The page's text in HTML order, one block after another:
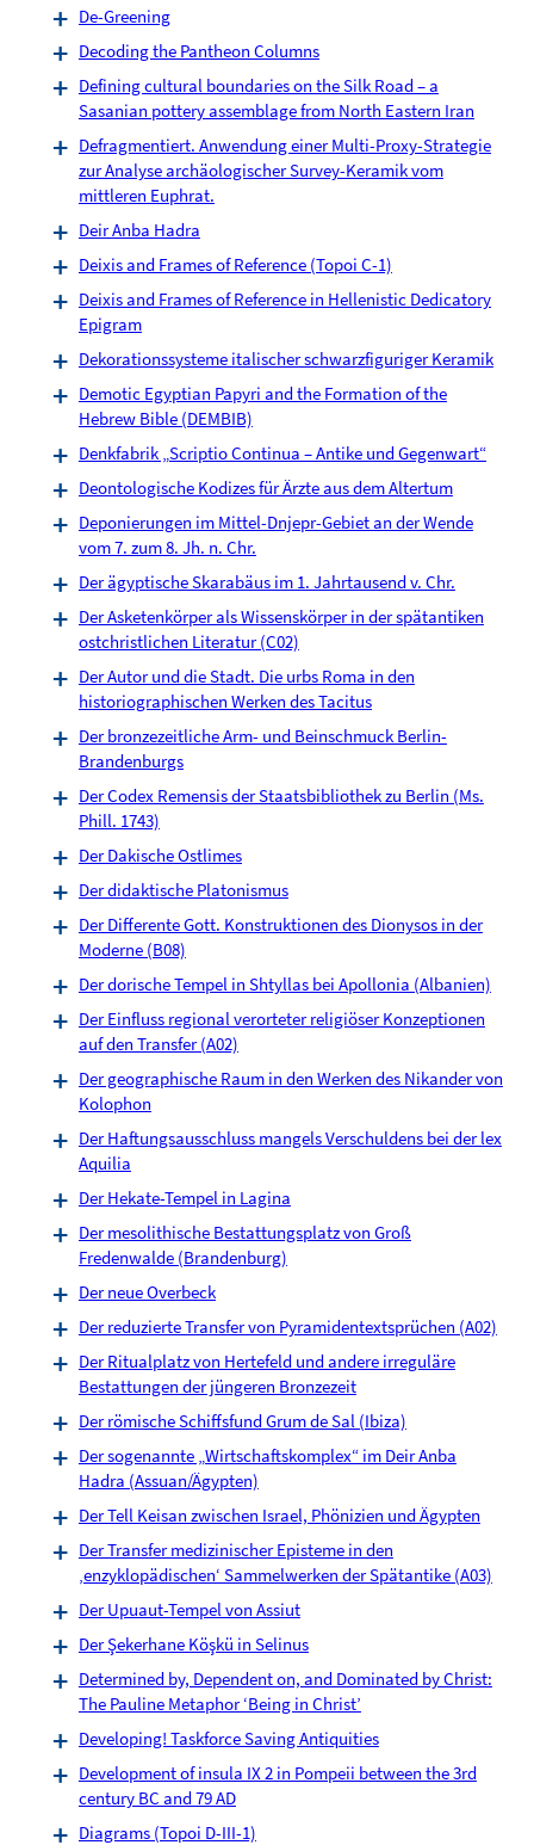
De-Greening
Decoding the Pantheon Columns
Defining cultural boundaries on the Silk Road – a
Sasanian pottery assemblage from North Eastern Iran
Defragmentiert. Anwendung einer Multi-Proxy-Strategie
zur Analyse archäologischer Survey-Keramik vom
mittleren Euphrat.
Deir Anba Hadra
Deixis and Frames of Reference (Topoi C-1)
Deixis and Frames of Reference in Hellenistic Dedicatory
Epigram
Dekorationssysteme italischer schwarzfiguriger Keramik
Demotic Egyptian Papyri and the Formation of the
Hebrew Bible (DEMBIB)
Denkfabrik „Scriptio Continua – Antike und Gegenwart“
Deontologische Kodizes für Ärzte aus dem Altertum
Deponierungen im Mittel-Dnjepr-Gebiet an der Wende
vom 7. zum 8. Jh. n. Chr.
Der ägyptische Skarabäus im 1. Jahrtausend v. Chr.
Der Asketenkörper als Wissenskörper in der spätantiken
ostchristlichen Literatur (C02)
Der Autor und die Stadt. Die urbs Roma in den
historiographischen Werken des Tacitus
Der bronzezeitliche Arm- und Beinschmuck Berlin-
Brandenburgs
Der Codex Remensis der Staatsbibliothek zu Berlin (Ms.
Phill. 1743)
Der Dakische Ostlimes
Der didaktische Platonismus
Der Differente Gott. Konstruktionen des Dionysos in der
Moderne (B08)
Der dorische Tempel in Shtyllas bei Apollonia (Albanien)
Der Einfluss regional verorteter religiöser Konzeptionen
auf den Transfer (A02)
Der geographische Raum in den Werken des Nikander von
Kolophon
Der Haftungsausschluss mangels Verschuldens bei der lex
Aquilia
Der Hekate-Tempel in Lagina
Der mesolithische Bestattungsplatz von Groß
Fredenwalde (Brandenburg)
Der neue Overbeck
Der reduzierte Transfer von Pyramidentextsprüchen (A02)
Der Ritualplatz von Hertefeld und andere irreguläre
Bestattungen der jüngeren Bronzezeit
Der römische Schiffsfund Grum de Sal (Ibiza)
Der sogenannte „Wirtschaftskomplex“ im Deir Anba
Hadra (Assuan/Ägypten)
Der Tell Keisan zwischen Israel, Phönizien und Ägypten
Der Transfer medizinischer Episteme in den
‚enzyklopädischen‘ Sammelwerken der Spätantike (A03)
Der Upuaut-Tempel von Assiut
Der Şekerhane Köşkü in Selinus
Determined by, Dependent on, and Dominated by Christ:
The Pauline Metaphor ‘Being in Christ’
Developing! Taskforce Saving Antiquities
Development of insula IX 2 in Pompeii between the 3rd
century BC and 79 AD
Diagrams (Topoi D-III-1)